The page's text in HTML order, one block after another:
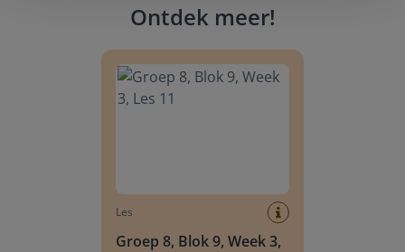
Ontdek meer!
Les
Groep 8, Blok 9, Week 3,